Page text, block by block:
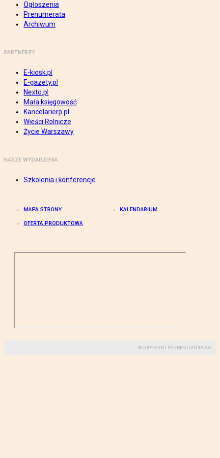
Ogłoszenia
Prenumerata
Archiwum
PARTNERZY
E-kiosk.pl
E-gazety.pl
Nexto.pl
Mała księgowość
Kancelarierp.pl
Wieści Rolnicze
Życie Warszawy
NASZE WYDARZENIA
Szkolenia i konferencje
MAPA STRONY KALENDARIUM
OFERTA PRODUKTOWA
© COPYRIGHT BY GREMI MEDIA SA